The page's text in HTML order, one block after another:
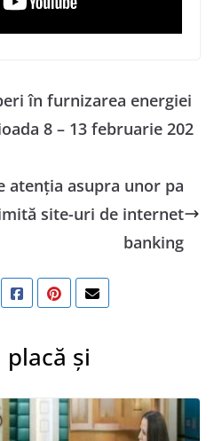
în furnizarea energiei
8 – 13 februarie 202
atenţia asupra unor pa
site-uri de internet
banking
și